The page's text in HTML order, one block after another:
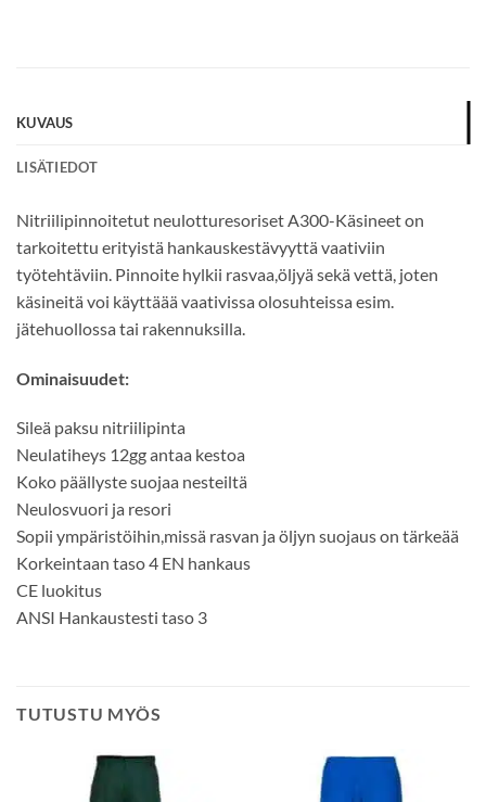
KUVAUS
LISÄTIEDOT
Nitriilipinnoitetut neulotturesoriset A300-Käsineet on
tarkoitettu erityistä hankauskestävyyttä vaativiin
työtehtäviin. Pinnoite hylkii rasvaa,öljyä sekä vettä, joten
käsineitä voi käyttäää vaativissa olosuhteissa esim.
jätehuollossa tai rakennuksilla.
Ominaisuudet:
Sileä paksu nitriilipinta
Neulatiheys 12gg antaa kestoa
Koko päällyste suojaa nesteiltä
Neulosvuori ja resori
Sopii ympäristöihin,missä rasvan ja öljyn suojaus on tärkeää
Korkeintaan taso 4 EN hankaus
CE luokitus
ANSI Hankaustesti taso 3
TUTUSTU MYÖS